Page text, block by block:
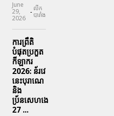
June
29,
2026
- លីក
បារាំង
ការព្រឹតិ
បំផុតប្រកួត
កីឡាករ
2026: ន័រវេ
នេះបុរាណេ
និង
ប្រ័នសេហងេ
27 ...